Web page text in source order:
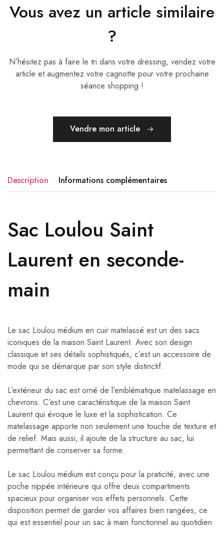
Vous avez un article similaire
?
N’hésitez pas à faire le tri dans votre dressing, vendez votre
article et augmentez votre cagnotte pour votre prochaine
séance shopping !
Vendre mon article
Description Informations complémentaires
Sac Loulou Saint
Laurent en seconde-
main
Le sac Loulou médium en cuir matelassé est un des sacs
iconiques de la maison Saint Laurent. Avec son design
classique et ses détails sophistiqués, c’est un accessoire de
mode qui se démarque par son style distinctif.
L’extérieur du sac est orné de l’emblématique matelassage en
chevrons. C’est une caractéristique de la maison Saint
Laurent qui évoque le luxe et la sophistication. Ce
matelassage apporte non seulement une touche de texture et
de relief. Mais aussi, il ajoute de la structure au sac, lui
permettant de conserver sa forme.
Le sac Loulou médium est conçu pour la praticité, avec une
poche nippée intérieure qui offre deux compartiments
spacieux pour organiser vos effets personnels. Cette
disposition permet de garder vos affaires bien rangées, ce
qui est essentiel pour un sac à main fonctionnel au quotidien.